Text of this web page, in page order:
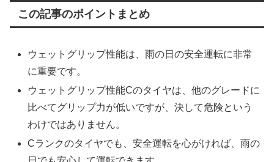
この記事のポイントまとめ
ウェットグリップ性能は、雨の日の安全運転に非常
に重要です。
ウェットグリップ性能Cのタイヤは、他のグレードに
比べてグリップ力が低いですが、決して危険という
わけではありません。
Cランクのタイヤでも、安全運転を心がければ、雨の